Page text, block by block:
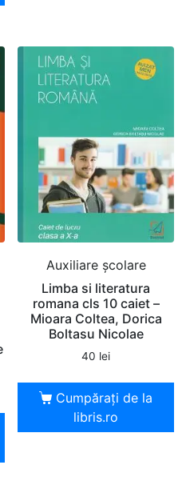
Auxiliare şcolare
Limba si literatura
romana cls 10 caiet –
Mioara Coltea, Dorica
Boltasu Nicolae
40 lei
Cumpărați de la
libris.ro